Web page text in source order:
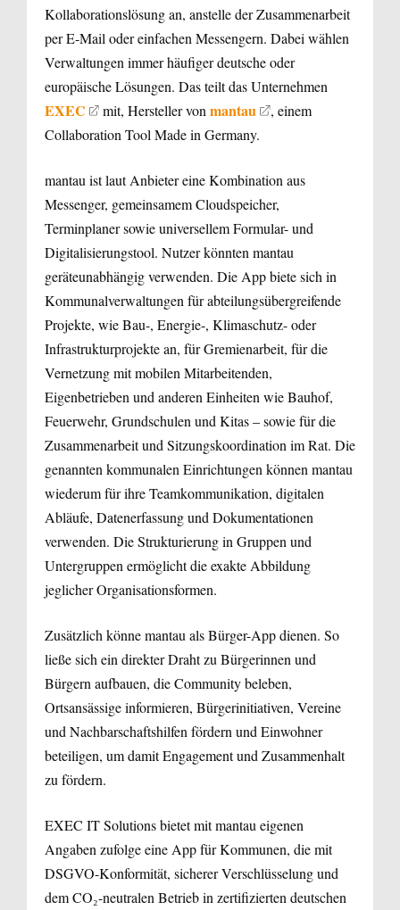
Kollaborationslösung an, anstelle der Zusammenarbeit
per E-Mail oder einfachen Messengern. Dabei wählen
Verwaltungen immer häufiger deutsche oder
europäische Lösungen. Das teilt das Unternehmen
EXEC mit, Hersteller vonmantau
, einem
Collaboration Tool Made in Germany.
mantau ist laut Anbieter eine Kombination aus
Messenger, gemeinsamem Cloudspeicher,
Terminplaner sowie universellem Formular- und
Digitalisierungstool. Nutzer könnten mantau
geräteunabhängig verwenden. Die App biete sich in
Kommunalverwaltungen für abteilungsübergreifende
Projekte, wie Bau-, Energie-, Klimaschutz- oder
Infrastrukturprojekte an, für Gremienarbeit, für die
Vernetzung mit mobilen Mitarbeitenden,
Eigenbetrieben und anderen Einheiten wie Bauhof,
Feuerwehr, Grundschulen und Kitas – sowie für die
Zusammenarbeit und Sitzungskoordination im Rat. Die
genannten kommunalen Einrichtungen können mantau
wiederum für ihre Teamkommunikation, digitalen
Abläufe, Datenerfassung und Dokumentationen
verwenden. Die Strukturierung in Gruppen und
Untergruppen ermöglicht die exakte Abbildung
jeglicher Organisationsformen.
Zusätzlich könne mantau als Bürger-App dienen. So
ließe sich ein direkter Draht zu Bürgerinnen und
Bürgern aufbauen, die Community beleben,
Ortsansässige informieren, Bürgerinitiativen, Vereine
und Nachbarschaftshilfen fördern und Einwohner
beteiligen, um damit Engagement und Zusammenhalt
zu fördern.
EXEC IT Solutions bietet mit mantau eigenen
Angaben zufolge eine App für Kommunen, die mit
DSGVO-Konformität, sicherer Verschlüsselung und
dem CO₂-neutralen Betrieb in zertifizierten deutschen